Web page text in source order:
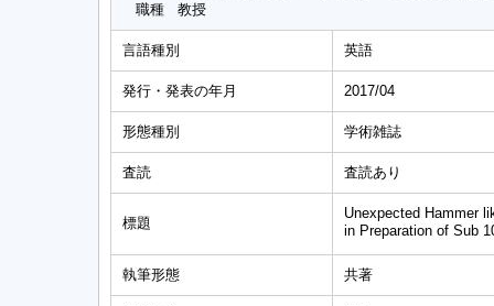
職種
教授
言語種別 英語
発行・発表の年月 2017/04
形態種別 学術雑誌
査読 査読あり
標題
Unexpected Hammer
in Preparation of Sub
執筆形態 共著